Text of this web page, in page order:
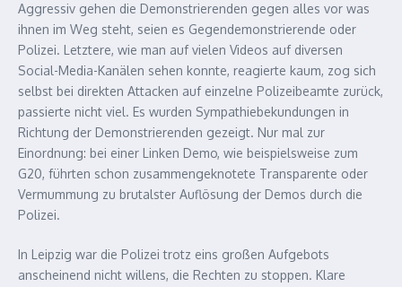
Aggressiv gehen die Demonstrierenden gegen alles vor was
ihnen im Weg steht, seien es Gegendemonstrierende oder
Polizei. Letztere, wie man auf vielen Videos auf diversen
Social-Media-Kanälen sehen konnte, reagierte kaum, zog sich
selbst bei direkten Attacken auf einzelne Polizeibeamte zurück,
passierte nicht viel. Es wurden Sympathiebekundungen in
Richtung der Demonstrierenden gezeigt. Nur mal zur
Einordnung: bei einer Linken Demo, wie beispielsweise zum
G20, führten schon zusammengeknotete Transparente oder
Vermummung zu brutalster Auflösung der Demos durch die
Polizei.
In Leipzig war die Polizei trotz eins großen Aufgebots
anscheinend nicht willens, die Rechten zu stoppen. Klare